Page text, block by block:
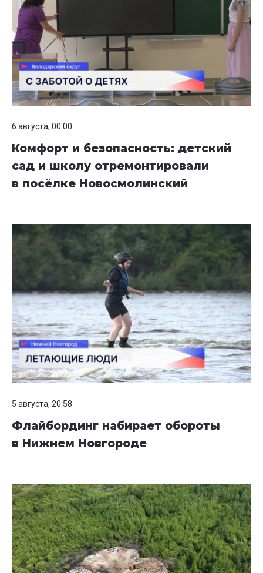
6 августа, 00:00
Комфорт и безопасность: детский
сад и школу отремонтировали
в посёлке Новосмолинский
5 августа, 20:58
Флайбординг набирает обороты
в Нижнем Новгороде